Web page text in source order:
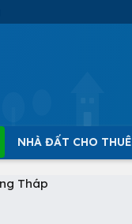
NHÀ ĐẤT CHO THUÊ